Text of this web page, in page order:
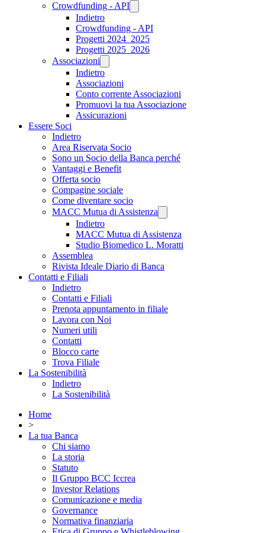
Crowdfunding - API
Indietro
Crowdfunding - API
Progetti 2024_2025
Progetti 2025_2026
Associazioni
Indietro
Associazioni
Conto corrente Associazioni
Promuovi la tua Associazione
Assicurazioni
Essere Soci
Indietro
Area Riservata Socio
Sono un Socio della Banca perché
Vantaggi e Benefit
Offerta socio
Compagine sociale
Come diventare socio
MACC Mutua di Assistenza
Indietro
MACC Mutua di Assistenza
Studio Biomedico L. Moratti
Assemblea
Rivista Ideale Diario di Banca
Contatti e Filiali
Indietro
Contatti e Filiali
Prenota appuntamento in filiale
Lavora con Noi
Numeri utili
Contatti
Blocco carte
Trova Filiale
La Sostenibilità
Indietro
La Sostenibilità
Home
>
La tua Banca
Chi siamo
La storia
Statuto
Il Gruppo BCC Iccrea
Investor Relations
Comunicazione e media
Governance
Normativa finanziaria